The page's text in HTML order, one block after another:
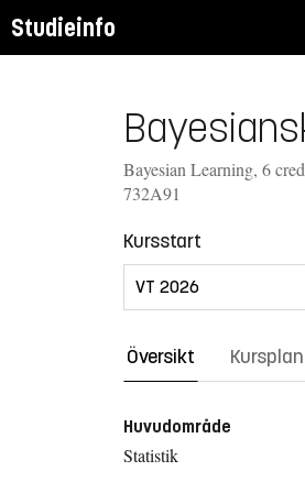
Studieinfo
Bayesian Learning, 6
732A91
Kursstart
Översikt Kursplan
Huvudområde
Statistik